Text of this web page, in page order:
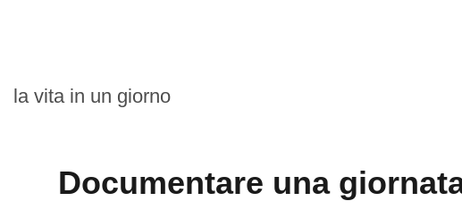
la vita in un giorno
Documentare una